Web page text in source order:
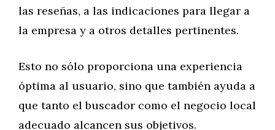
las reseñas, a las indicaciones para llegar a
la empresa y a otros detalles pertinentes.
Esto no sólo proporciona una experiencia
óptima al usuario, sino que también ayuda a
que tanto el buscador como el negocio local
adecuado alcancen sus objetivos.